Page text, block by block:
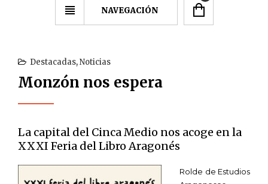
NAVEGACIÓN
Destacadas,Noticias
Monzón nos espera
La capital del Cinca Medio nos acoge en la
XXXI Feria del Libro Aragonés
Rolde de Estudios